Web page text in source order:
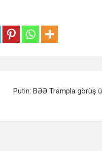
Putin: BƏƏ Trampla görüş